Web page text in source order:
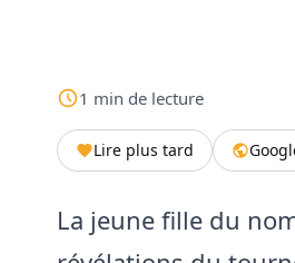
1 min de lecture
Lire plus tard
La jeune fille du